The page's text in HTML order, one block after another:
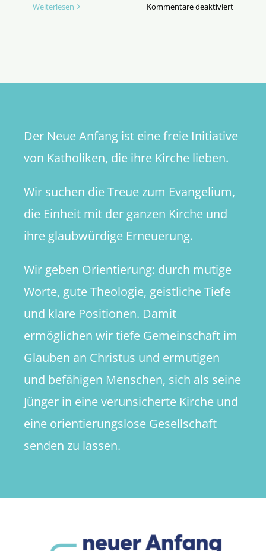
Weiterlesen Kommentare deaktiviertfür
Der Neue Anfang ist eine freie Initiative
von Katholiken, die ihre Kirche lieben.
Wir suchen die Treue zum Evangelium,
die Einheit mit der ganzen Kirche und
ihre glaubwürdige Erneuerung.
Wir geben Orientierung: durch mutige
Worte, gute Theologie, geistliche Tiefe
und klare Positionen. Damit
ermöglichen wir tiefe Gemeinschaft im
Glauben an Christus und ermutigen
und befähigen Menschen, sich als seine
Jünger in eine verunsicherte Kirche und
eine orientierungslose Gesellschaft
senden zu lassen.